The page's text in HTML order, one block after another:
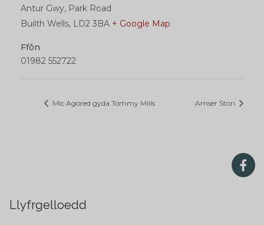
Antur Gwy, Park Road
Builth Wells, LD2 3BA + Google Map
Ffôn
01982 552722
Mic Agored gyda Tommy Mills Amser Stori
Llyfrgelloedd